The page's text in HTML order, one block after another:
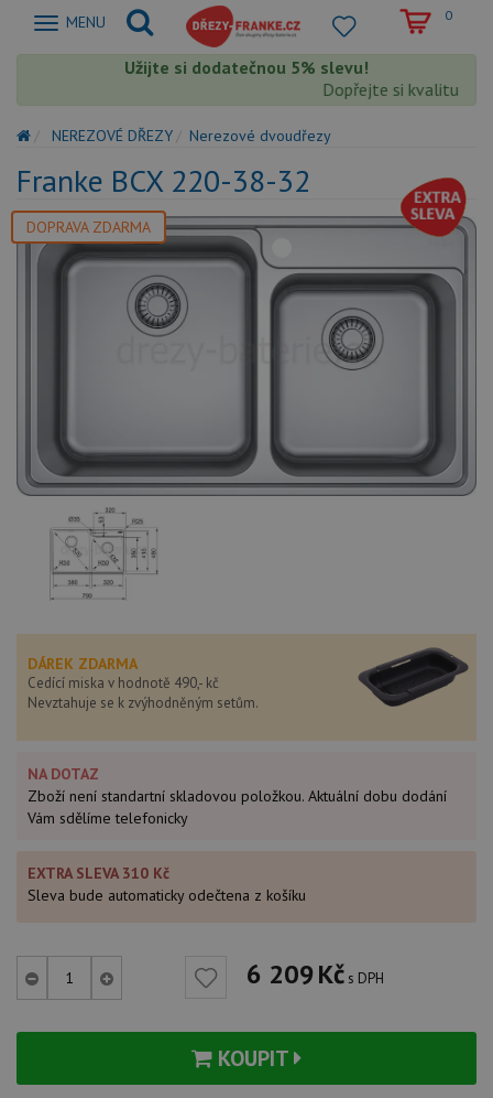
Zobrazit
MENU 0
Užijte si dodatečnou 5% slevu!
Dopřejte si kvalitu
NEREZOVÉ DŘEZY Nerezové dvoudřezy
Franke BCX 220-38-32
DOPRAVA ZDARMA
DÁREK ZDARMA
Cedící miska v hodnotě 490,- kč
Nevztahuje se k zvýhodněným setům.
NA DOTAZ
Zboží není standartní skladovou položkou. Aktuální dobu dodání
Vám sdělíme telefonicky
EXTRA SLEVA 310 Kč
Sleva bude automaticky odečtena z košíku
6 209Kč s DPH
KOUPIT